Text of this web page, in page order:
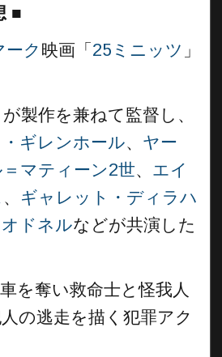
■
ーク 映画「 25ミニッツ 」
が製作を兼ねて監督し、
ギレンホール、 ヤー
マティーン2世、 エイ
、 ギャレット・ディラハ
ドネルなどが共演した
を奪い救命士と怪我人
の逃走を描く犯罪アク